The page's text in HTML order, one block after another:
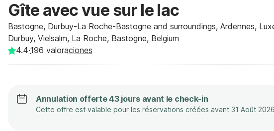
Gîte avec vue sur le lac
Bastogne, Durbuy-La Roche-Bastogne and surroundings, Ardennes,
Durbuy, Vielsalm, La Roche, Bastogne, Belgium
4.4·196 valoraciones
Annulation offerte 43 jours avant le check-in
Cette offre est valable pour les réservations créées avant 31 Août 2026